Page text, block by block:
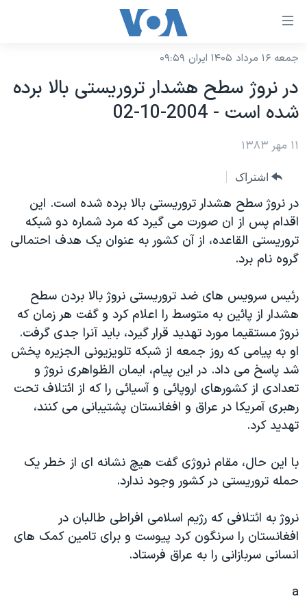
لینکهای
دسترسی
جهش
محتوای
اصلی
جهش
اصلی
جهش
به
جستجو
نسخه سبک وب‌سایت
موضوع ها
ایران
آمریکا
جهان
ورزشی
گزیده‌ها
ویژه برنامه‌ها
ویدیوها
فرهنگ و زندگی
حقوق شهروندی
اقتصادی
علم و فناوری
اسرائیل در جنگ
آرشیو پخش زنده
برنامه های تلویزیونی
جدول برنامه ها
صفحه‌های ویژه
جام جهانی ۲۰۲۶
عملیات خشم حماسی
بایگانی برنامه‌های تلویزیونی
مستندها
انتخابات ریاست جمهوری آمریکا ۲۰۲۴
حمله جمهوری اسلامی به اسرائیل
رمز مهسا
ورزش زنان در ایران
مجموعه مستندهای دادخواهی
دادگاه حمید نوری
چهل سال گروگان‌گیری
فرکانس‌های صدای آمریکا
پخش رادیویی
دنبال کنید
زبانهای مختلف
جمعه ۱۶ مرداد ۱۴۰۵ ایران ۰۹:۵۹
در نروژ سطح هشدار تروريستی بالا برده
شده است - 2004-10-02
۱۱ مهر ۱۳۸۳
اشتراک
در نروژ سطح هشدار تروريستی بالا برده شده است. اين
اقدام پس از ان صورت می گيرد که مرد شماره دو شبکه
تروريستی القاعده، از آن کشور به عنوان يک هدف احتمالی
گروه نام برد.
رئيس سرويس های ضد تروريستی نروژ بالا بردن سطح
هشدار از پائين به متوسط را اعلام کرد و گفت هر زمان که
نروژ مستقيما مورد تهديد قرار گيرد، بايد آنرا جدی گرفت.
او به پيامی که روز جمعه از شبکه تلويزيونی الجزيره پخش
شد پاسخ می داد. در اين پيام، ايمان الظواهری نروژ و
تعدادی از کشورهای اروپائی و آسيائی را که از ائتلاف تحت
رهبری آمريکا در عراق و افغانستان پشتيبانی می کنند،
تهديد کرد.
با اين حال، مقام نروژی گفت هيچ نشانه ای از خطر يک
حمله تروريستی در کشور وجود ندارد.
نروژ به ائتلافی که رژيم اسلامی افراطی طالبان در
افغانستان را سرنگون کرد پيوست و برای تامين کمک های
انسانی سربازانی را به عراق فرستاد.
a